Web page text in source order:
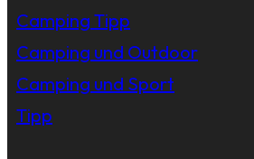
Camping Tipp
Camping und Outdoor
Camping und Sport
Tipp